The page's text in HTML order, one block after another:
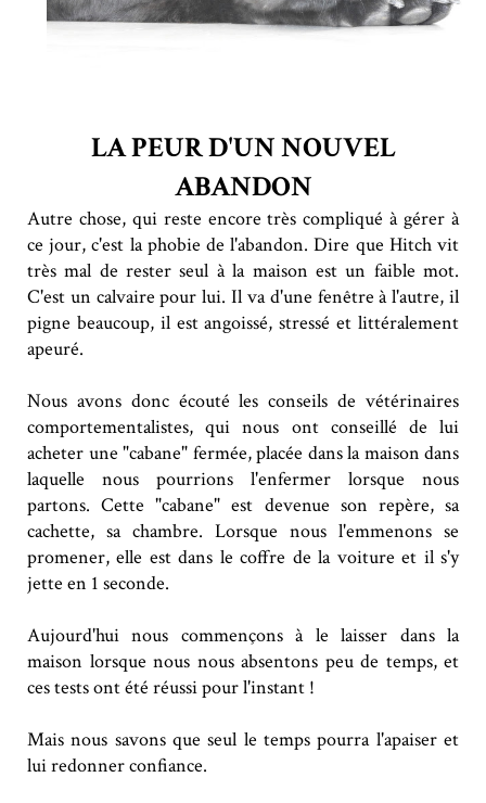
LA PEUR D'UN NOUVEL
ABANDON
Autre chose, qui reste encore très compliqué à gérer à
ce jour, c'est la phobie de l'abandon. Dire que Hitch vit
très mal de rester seul à la maison est un faible mot.
C'est un calvaire pour lui. Il va d'une fenêtre à l'autre, il
pigne beaucoup, il est angoissé, stressé et littéralement
apeuré.
Nous avons donc écouté les conseils de vétérinaires
comportementalistes, qui nous ont conseillé de lui
acheter une "cabane" fermée, placée dans la maison dans
laquelle nous pourrions l'enfermer lorsque nous
partons. Cette "cabane" est devenue son repère, sa
cachette, sa chambre. Lorsque nous l'emmenons se
promener, elle est dans le coffre de la voiture et il s'y
jette en 1 seconde.
Aujourd'hui nous commençons à le laisser dans la
maison lorsque nous nous absentons peu de temps, et
ces tests ont été réussi pour l'instant !
Mais nous savons que seul le temps pourra l'apaiser et
lui redonner confiance.